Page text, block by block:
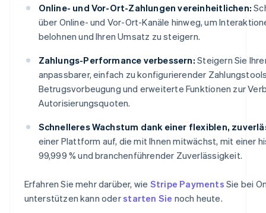
Online- und Vor-Ort-Zahlungen vereinheitlichen:
über Online- und Vor-Ort-Kanäle hinweg, um
belohnen und Ihren Umsatz zu steigern.
Zahlungs-Performance verbessern: Steigern Sie
anpassbarer, einfach zu konfigurierender
Betrugsvorbeugung und erweiterte Funktionen zur
Autorisierungsquoten.
Schnelleres Wachstum dank einer flexiblen,
einer Plattform auf, die mit Ihnen mitwächst, mit einer
99,999 % und branchenführender Zuverlässigkeit.
Erfahren Sie mehr darüber, wie Stripe Payments Sie bei
unterstützen kann oderstarten Sie noch heute.
Australien